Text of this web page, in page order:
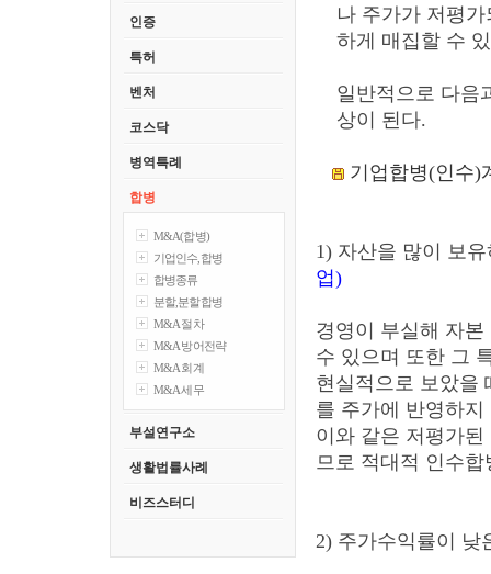
인증
특허
벤처
코스닥
병역특례
합병
M&A(합병)
기업인수,합병
합병종류
분할,분할합병
M&A 절차
M&A 방어전략
M&A 회계
M&A 세무
부설연구소
생활법률사례
비즈스터디
나 주가가 저평
하게 매집할 수
일반적으로 다음
상이 된다.
기업합병(인수)
1) 자산을 많이 보
업)
경영이 부실해 자
수 있으며 또한 그
현실적으로 보았을
를 주가에 반영하
이와 같은 저평가
므로 적대적 인수
2) 주가수익률이 낮